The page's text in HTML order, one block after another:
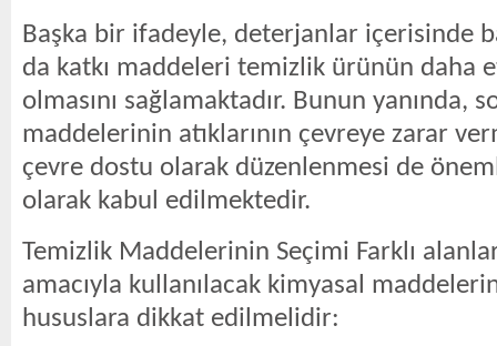
Başka bir ifadeyle, deterjanlar içerisinde
da katkı maddeleri temizlik ürünün daha
olmasını sağlamaktadır. Bunun yanında,
maddelerinin atıklarının çevreye zarar
çevre dostu olarak düzenlenmesi de
olarak kabul edilmektedir.
Temizlik Maddelerinin Seçimi Farklı
amacıyla kullanılacak kimyasal
hususlara dikkat edilmelidir: